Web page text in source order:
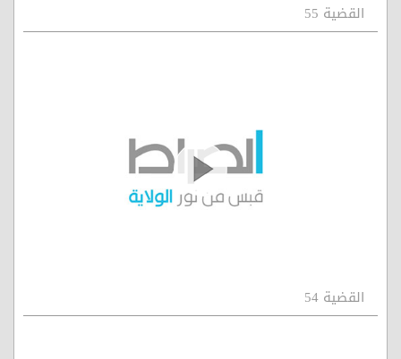
القضية 55
القضية 54